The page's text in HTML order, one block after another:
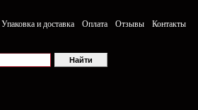
Упаковка и доставка Оплата Отзывы
Контакты